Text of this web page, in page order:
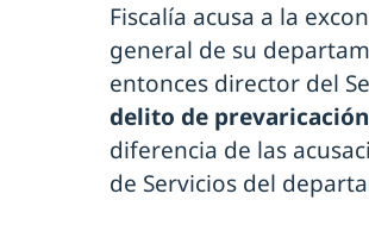
Fiscalía acusa a la
general de su
entonces director del
delito de prevaricación
diferencia de las
de Servicios del